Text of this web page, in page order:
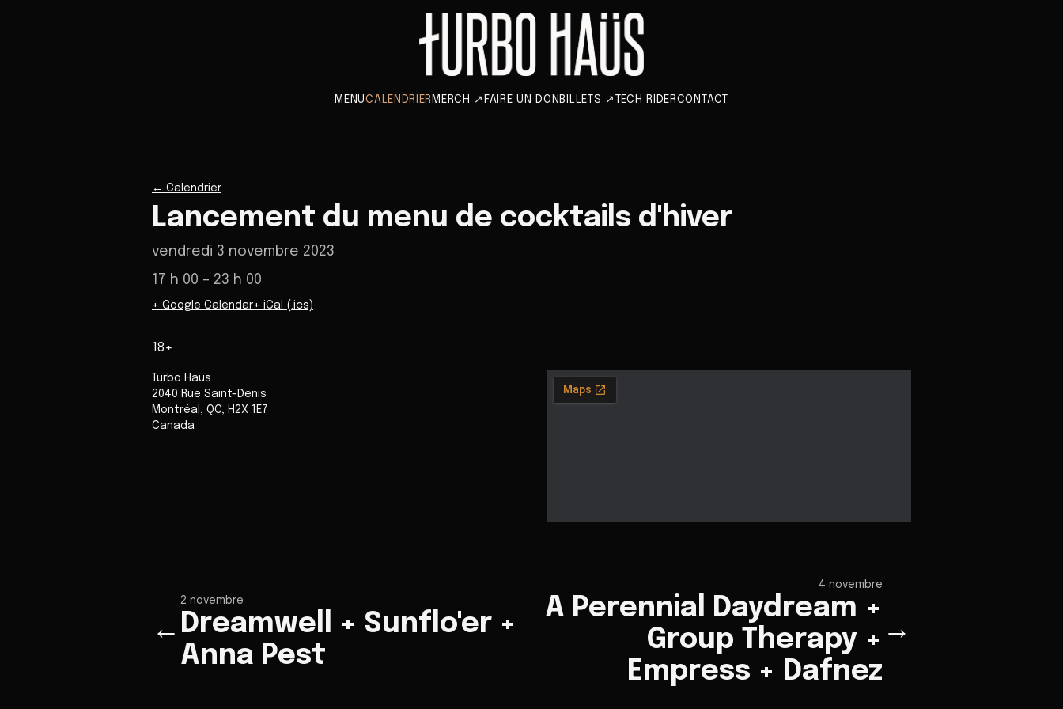
MENUCALENDRIER MERCH ↗ FAIRE UN DON BILLETS ↗ TECH RIDERCONTACT
← Calendrier
Lancement du menu de cocktails d'hiver
vendredi 3 novembre 2023
17 h 00 – 23 h 00
+ Google Calendar+ iCal (.ics)
18+
Turbo Haüs
2040 Rue Saint-Denis
Montréal , QC, H2X 1E7
Canada
←
2 novembre
Dreamwell + Sunflo'er +
Anna Pest
4 novembre
A Perennial Daydream +
Group Therapy +
Empress + Dafnez
→